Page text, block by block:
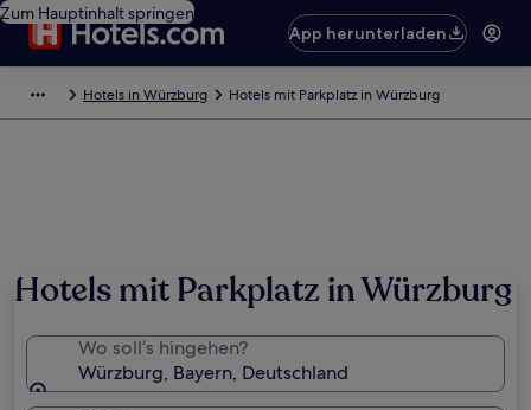
Zum Hauptinhalt springen
App herunterladen
Hotels in Würzburg Hotels mit Parkplatz in Würzburg
Hotels mit Parkplatz in Würzburg
Wo soll’s hingehen?
Würzburg, Bayern, Deutschland